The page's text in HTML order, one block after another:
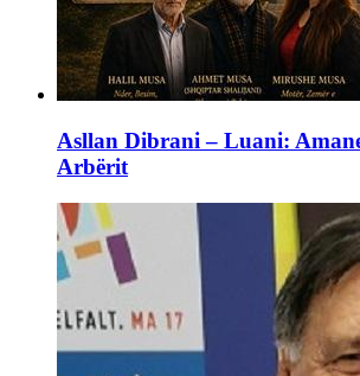
Asllan Dibrani – Luani:
Arbërit